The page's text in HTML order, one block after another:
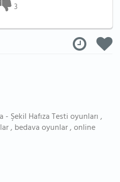
3
Şekil Hafıza Testi oyunları ,
, bedava oyunlar , online